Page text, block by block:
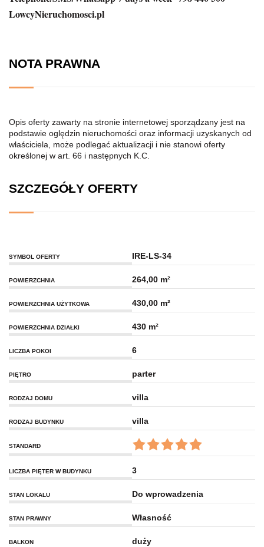
LowcyNieruchomosci.pl
NOTA PRAWNA
Opis oferty zawarty na stronie internetowej sporządzany jest na
podstawie oględzin nieruchomości oraz informacji uzyskanych od
właściciela, może podlegać aktualizacji i nie stanowi oferty
określonej w art. 66 i następnych K.C.
SZCZEGÓŁY OFERTY
SYMBOL OFERTY IRE-LS-34
POWIERZCHNIA 264,00 m²
POWIERZCHNIA UŻYTKOWA 430,00 m²
POWIERZCHNIA DZIAŁKI 430 m²
LICZBA POKOI 6
PIĘTRO parter
RODZAJ DOMU villa
RODZAJ BUDYNKU villa
STANDARD
LICZBA PIĘTER W BUDYNKU 3
STAN LOKALU Do wprowadzenia
STAN PRAWNY Własność
BALKON duży